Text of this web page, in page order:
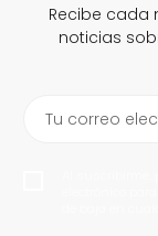
Recibe cada
noticias
Tu correo